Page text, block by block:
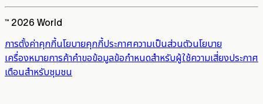
™ 2026 World
การตั้งค่าคุกกี้นโยบายคุกกี้ประกาศความเป็นส่วนตัวนโยบาย
เครื่องหมายการค้าคำขอข้อมูลข้อกำหนดสำหรับผู้ใช้ความเสี่ยงประกาศ
เตือนสำหรับชุมชน